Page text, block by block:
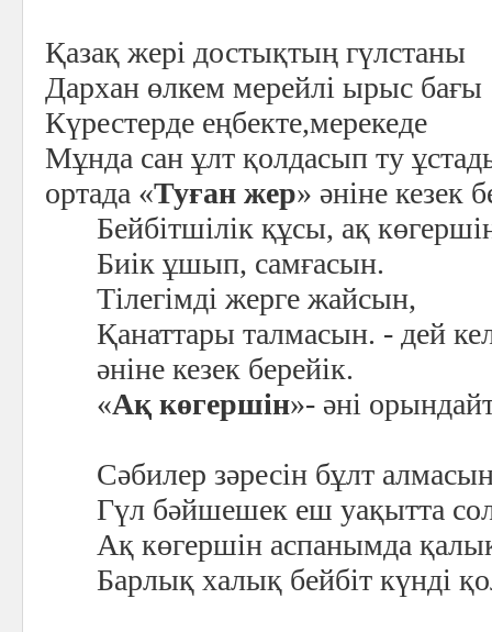
Қазақ жері достықтың гүлстаны
Дархан өлкем мерейлі ырыс бағы
Күрестерде еңбекте,мерекеде
Мұнда сан ұлт қолдасып ту
ортада «Туған жер» әніне кезек
Бейбітшілік құсы, ақ
Биік ұшып, самғасын.
Тілегімді жерге жайсын,
Қанаттары талмасын. - дей
әніне кезек берейік.
«Ақ көгершін»- әні
Сәбилер зәресін бұлт
Гүл бәйшешек еш уақытта
Ақ көгершін аспанымда
Барлық халық бейбіт күнді